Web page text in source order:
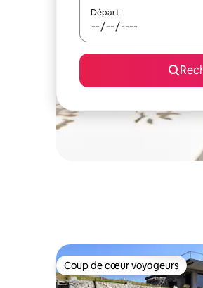
Départ
Coup de cœur voyageurs
Coup de cœur voyageurs